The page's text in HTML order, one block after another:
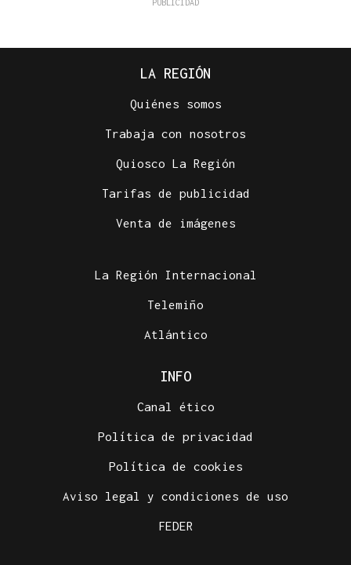
LA REGIÓN
Quiénes somos
Trabaja con nosotros
Quiosco La Región
Tarifas de publicidad
Venta de imágenes
La Región Internacional
Telemiño
Atlántico
INFO
Canal ético
Política de privacidad
Política de cookies
Aviso legal y condiciones de uso
FEDER